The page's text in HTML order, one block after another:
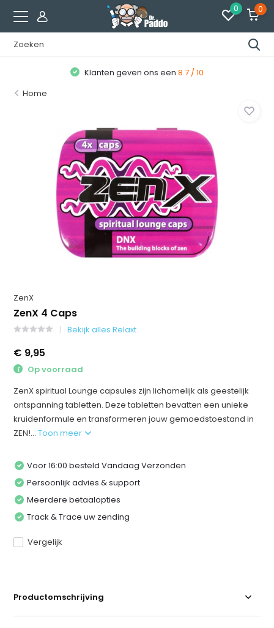
0 0
Klanten geven ons een8.7 / 10
Home
ZenX
ZenX 4 Caps
Bekijk alles Relaxt
€ 9,95
Op voorraad
ZenX spiritual Lounge capsules zijn lichamelijk als geestelijk
ontspanning tabletten. Deze tabletten bevatten een unieke
kruidenformule en transformeren jouw gemoedstoestand in
ZEN!...Toon meer
Voor 16:00 besteld Vandaag Verzonden
Persoonlijk advies & support
Meerdere betaalopties
Track & Trace uw zending
Vergelijk
Productomschrijving